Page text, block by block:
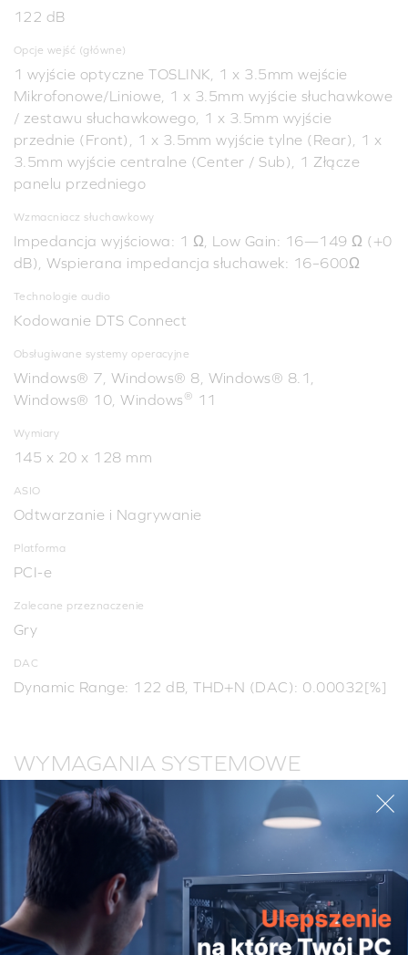
122 dB
Opcje wejść (główne)
1 wyjście optyczne TOSLINK, 1 x 3.5mm wejście
Mikrofonowe/Liniowe, 1 x 3.5mm wyjście słuchawkowe
/ zestawu słuchawkowego, 1 x 3.5mm wyjście
przednie (Front), 1 x 3.5mm wyjście tylne (Rear), 1 x
3.5mm wyjście centralne (Center / Sub), 1 Złącze
panelu przedniego
Wzmacniacz słuchawkowy
Impedancja wyjściowa: 1 Ω, Low Gain: 16—149 Ω (+0
dB), Wspierana impedancja słuchawek: 16–600Ω
Technologie audio
Kodowanie DTS Connect
Obsługiwane systemy operacyjne
Windows® 7, Windows® 8, Windows® 8.1,
Windows® 10, Windows ® 11
Wymiary
145 x 20 x 128 mm
ASIO
Odtwarzanie i Nagrywanie
Platforma
PCI-e
Zalecane przeznaczenie
Gry
DAC
Dynamic Range: 122 dB, THD+N (DAC): 0.00032[%]
WYMAGANIA SYSTEMOWE
Windows
Procesor Intel® Core™ i3 AMD® lub
Intel, AMD lub 100% kompatybilna płyta
System operacyjny Microsoft® Windows